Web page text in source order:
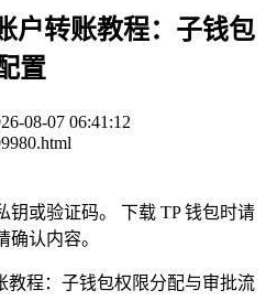
户转账教程：子钱包
置
08-07 06:41:12
钥或验证码。 下载 TP 钱包时请
认内容。